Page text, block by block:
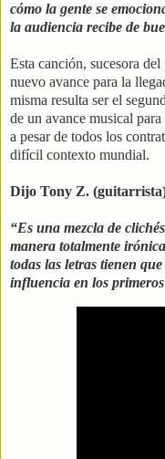
cómo la gente se
la audiencia recibe de
Esta canción, sucesora
nuevo avance para la
misma resulta ser el
de un avance musical
a pesar de todos los
difícil contexto mundial.
Dijo Tony Z.
“Es una mezcla de
manera totalmente
todas las letras tienen
influencia en los